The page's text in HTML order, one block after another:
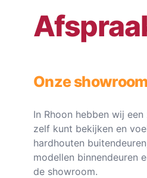
Onze showroom
In Rhoon hebben wij
zelf kunt bekijken en
hardhouten
modellen binnendeuren
de showroom.